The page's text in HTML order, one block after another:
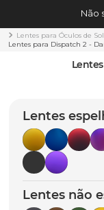
Não
Lentes para Óculos de Sol
Lentes para Dispatch 2 -
Lentes
Lentes não
TERMOS MAIS
1º borrachas
holbrook
5º chaves
6º t-shock
7º latch
8º gasket